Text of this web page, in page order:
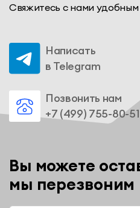
Свяжитесь с нами удобным
Написать
в Telegram
Позвонить нам
+7 (499) 755-80-51
Вы можете
мы перезвоним